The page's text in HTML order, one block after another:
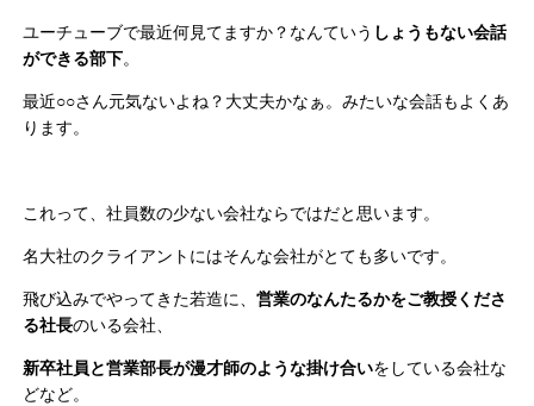
ユーチューブで最近何見てますか？なんていう しょうもない会話
ができる部下。
最近○○さん元気ないよね？大丈夫かなぁ。みたいな会話もよくあ
ります。
これって、社員数の少ない会社ならではだと思います。
名大社のクライアントにはそんな会社がとても多いです。
飛び込みでやってきた若造に、営業のなんたるかをご教授くださ
る社長のいる会社、
新卒社員と営業部長が漫才師のような掛け合いをしている会社な
どなど。